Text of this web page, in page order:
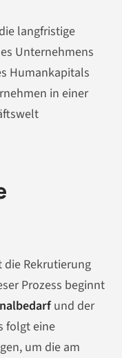
langfristige
Unternehmens
Humankapitals
in einer
die Rekrutierung
Prozess beginnt
und der
folgt eine
um die am